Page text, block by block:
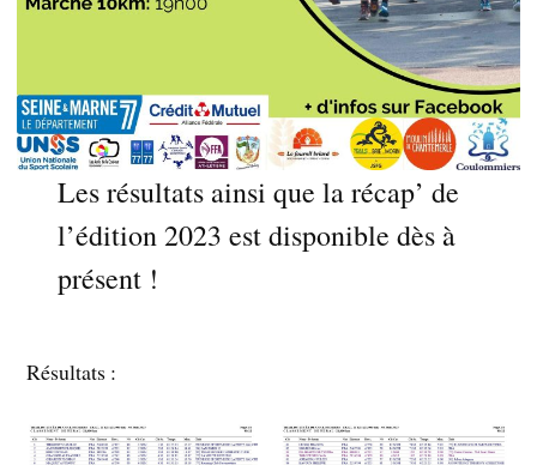
Les résultats ainsi que la récap’ de
l’édition 2023 est disponible dès à
présent !
Résultats :